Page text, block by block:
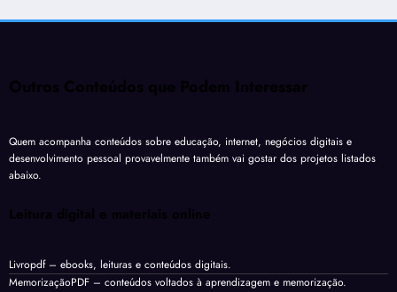
Outros Conteúdos que Podem Interessar
Quem acompanha conteúdos sobre educação, internet, negócios digitais e
desenvolvimento pessoal provavelmente também vai gostar dos projetos listados
abaixo.
Leitura digital e materiais online
Livropdf– ebooks, leituras e conteúdos digitais.
MemorizaçãoPDF – conteúdos voltados à aprendizagem e memorização.